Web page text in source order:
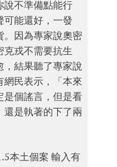
說不準備點能行
可能還好，一發
。因為專家說奧密
克戎不需要抗生
結果聽了專家說
網民表示，「本來
是個謠言，但是看
是執著的下了兩
本土個案 輸入有